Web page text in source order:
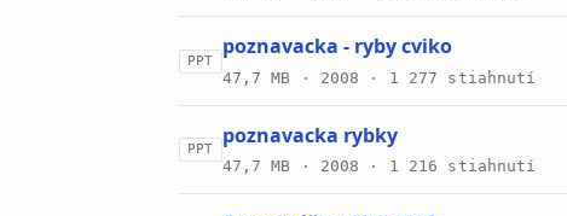
PPT
poznavacka - ryby cviko
47,7 MB · 2008 · 1 277 stiahnutí
PPT
poznavacka rybky
47,7 MB · 2008 · 1 216 stiahnutí